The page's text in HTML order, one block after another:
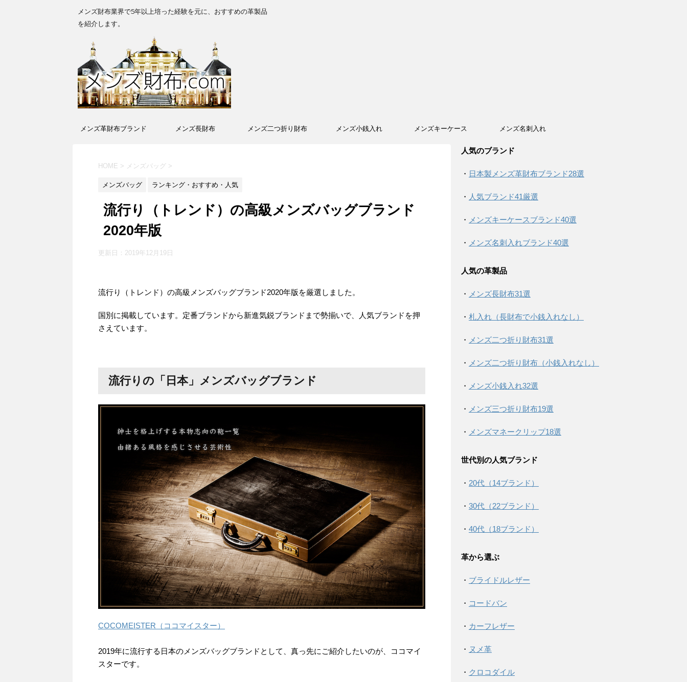
メンズ財布業界で5年以上培った経験を元に、おすすめの革製品
を紹介します。
メンズ革財布ブランド メンズ長財布 メンズ二つ折り財布 メンズ小銭入れ メンズキーケース メンズ名刺入れ
HOME > メンズバッグ >
メンズバッグ ランキング・おすすめ・人気
流行り（トレンド）の高級メンズバッグブランド
2020年版
更新日： 2019年12月19日
流行り（トレンド）の高級メンズバッグブランド2020年版を厳選しました。
国別に掲載しています。定番ブランドから新進気鋭ブランドまで勢揃いで、人気ブランドを押
さえています。
流行りの「日本」メンズバッグブランド
COCOMEISTER（ココマイスター）
2019年に流行する日本のメンズバッグブランドとして、真っ先にご紹介したいのが、ココマイ
スターです。
人気のブランド
・ 日本製メンズ革財布ブランド28選
・ 人気ブランド41厳選
・ メンズキーケースブランド40選
・ メンズ名刺入れブランド40選
人気の革製品
・ メンズ長財布31選
・ 札入れ（長財布で小銭入れなし）
・ メンズ二つ折り財布31選
・ メンズ二つ折り財布（小銭入れなし）
・ メンズ小銭入れ32選
・ メンズ三つ折り財布19選
・ メンズマネークリップ18選
世代別の人気ブランド
・ 20代（14ブランド）
・ 30代（22ブランド）
・ 40代（18ブランド）
革から選ぶ
・ ブライドルレザー
・ コードバン
・ カーフレザー
・ ヌメ革
・ クロコダイル